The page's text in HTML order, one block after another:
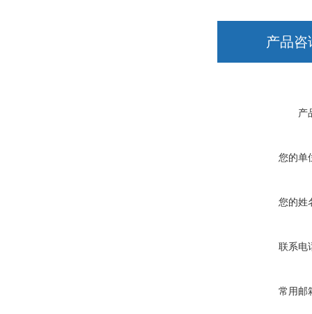
产品咨
产
您的单
您的姓
联系电
常用邮